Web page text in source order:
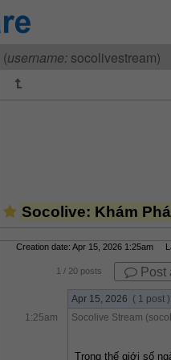
(username: socolivestream)
Socolive: Khám
Creation date: Apr 15, 2026 1:25am
1 / 20 posts Post
Apr 15, 2026 ( 1 post )
1:25am
Socolive Stream
Trong thế giới số